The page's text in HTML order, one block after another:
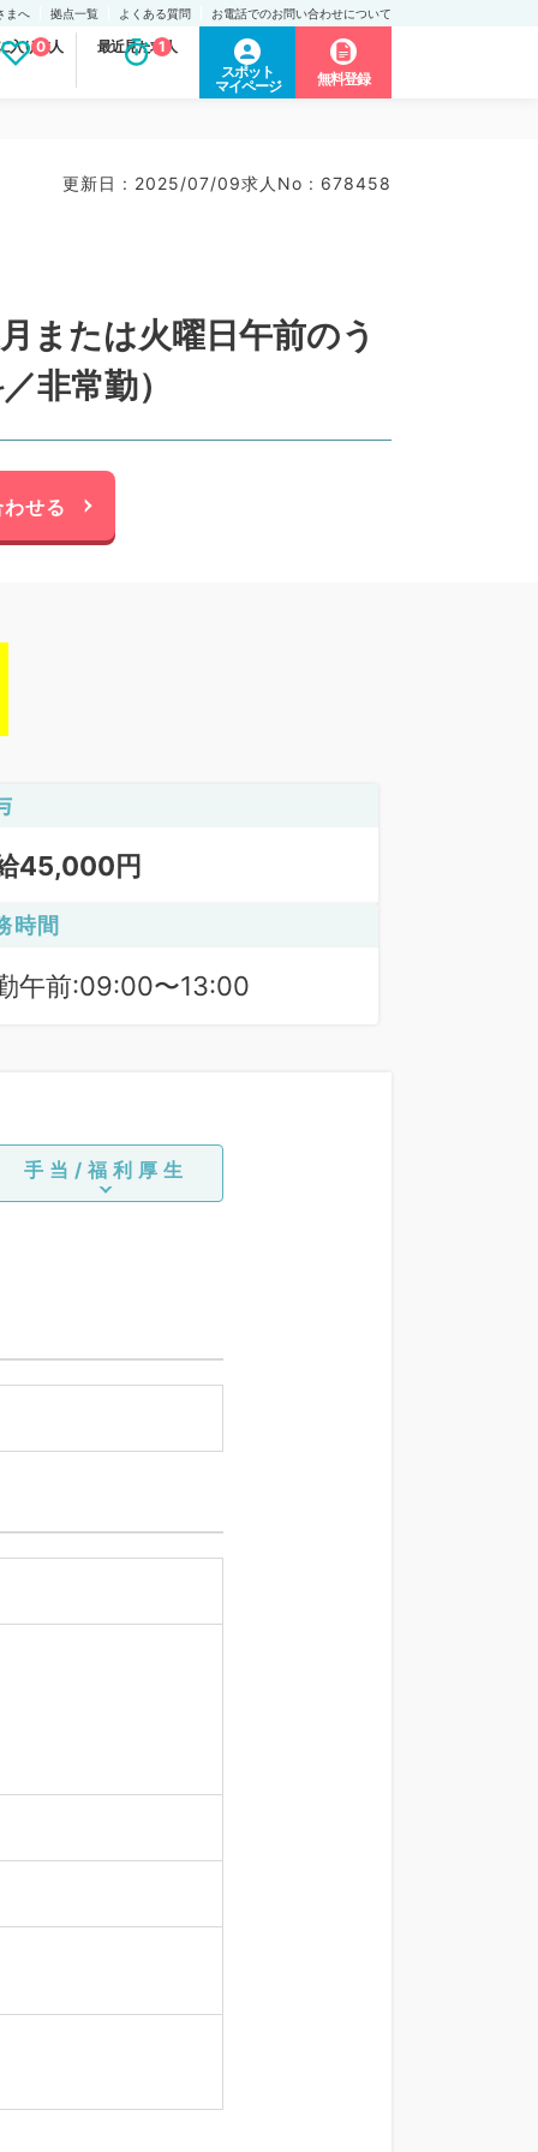
まへ 拠点一覧 よくある質問 お電話でのお問い合わせについて
入り求人
0 最近見た求人
1
スポット
マイページ
無料登録
更新日 : 2025/07/09求人No : 678458
または火曜日午前のう
非常勤）
せる
45,000円
時間
午前:09:00〜13:00
手当/福利厚生